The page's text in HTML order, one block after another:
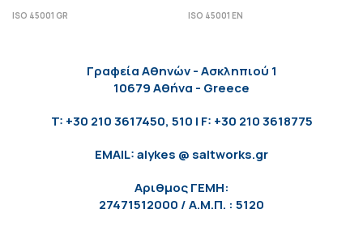
ISO 45001 GR ISO 45001 EN
Γραφεία Αθηνών - Ασκληπιού 1
10679 Αθήνα - Greece
T: +30 210 3617450, 510 | F: +30 210 3618775
EMAIL: alykes @ saltworks.gr
Αριθμος ΓΕΜΗ:
27471512000 / Α.Μ.Π. : 5120